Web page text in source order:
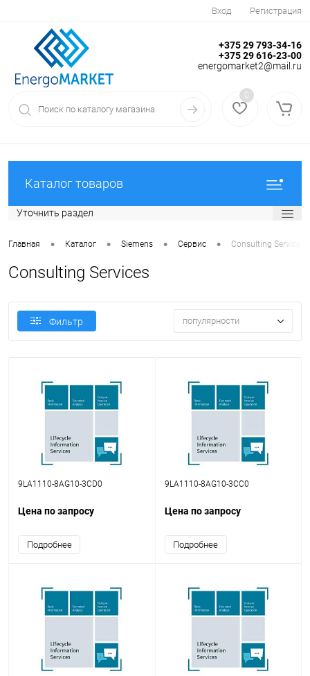
Вход Регистрация
+375 29 793-34-16
+375 29 616-23-00
energomarket2@mail.ru
0
Каталог товаров
Уточнить раздел
Главная • Каталог • Siemens • Сервис • Consulting Services
Consulting Services
Фильтр популярности
9LA1110-8AG10-3CD0
Цена по запросу
Подробнее
9LA1110-8AG10-3CC0
Цена по запросу
Подробнее